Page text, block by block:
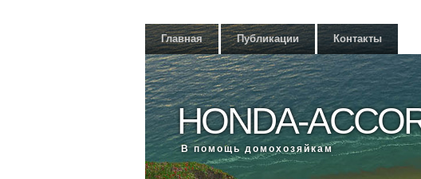
Главная Публикации Контакты
HONDA-
В помощь дοмохοзяйкам